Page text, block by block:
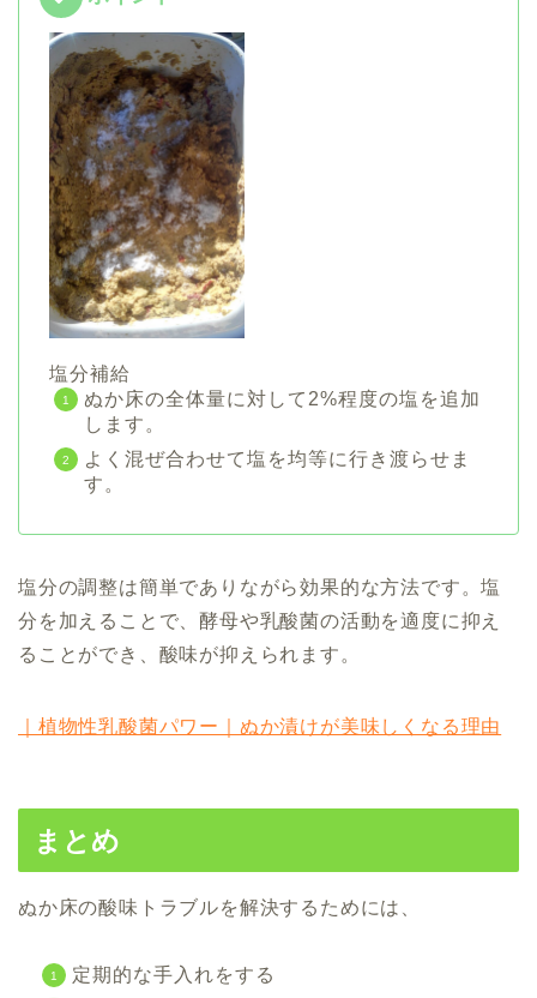
塩分補給
ぬか床の全体量に対して2%程度の塩を追加
します。
よく混ぜ合わせて塩を均等に行き渡らせま
す。
塩分の調整は簡単でありながら効果的な方法です。塩
分を加えることで、酵母や乳酸菌の活動を適度に抑え
ることができ、酸味が抑えられます。
｜植物性乳酸菌パワー｜ぬか漬けが美味しくなる理由
まとめ
ぬか床の酸味トラブルを解決するためには、
定期的な手入れをする